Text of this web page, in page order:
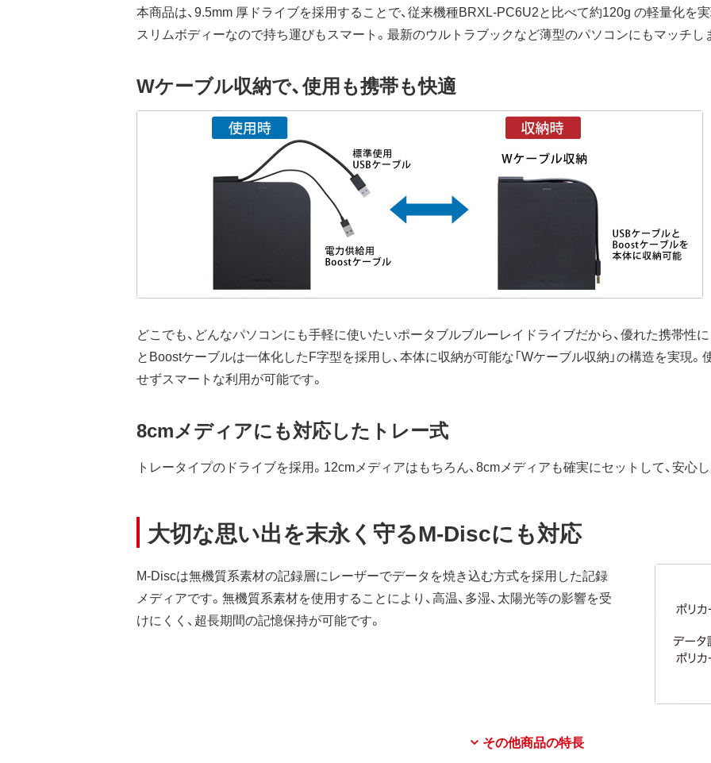
本商品は、9.5mm 厚ドライブを採用することで、従来機種BRXL-PC6U2と比べて約120g の軽量化を
スリムボディーなので持ち運びもスマート。最新のウルトラブックなど薄型のパソコンにもマッチし
Wケーブル収納で、使用も携帯も快適
どこでも、どんなパソコンにも手軽に使いたいポータブルブルーレイドライブだから、優れた携帯性
とBoostケーブルは一体化したF字型を採用し、本体に収納が可能な「Wケーブル収納」の構造を実現
せずスマートな利用が可能です。
8cmメディアにも対応したトレー式
トレータイプのドライブを採用。12cmメディアはもちろん、8cmメディアも確実にセットして、安心
大切な思い出を末永く守るM-Discにも対応
M-Discは無機質系素材の記録層にレーザーでデータを焼き込む方式を採用した記録
メディアです。無機質系素材を使用することにより、高温、多湿、太陽光等の影響を受
けにくく、超長期間の記憶保持が可能です。
その他商品の特長